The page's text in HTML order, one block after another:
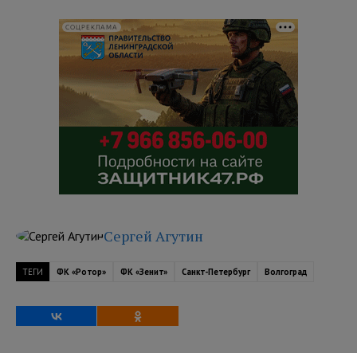
СОЦРЕКЛАМА
Сергей Агутин
ТЕГИ ФК «Ротор» ФК «Зенит» Санкт-Петербург Волгоград